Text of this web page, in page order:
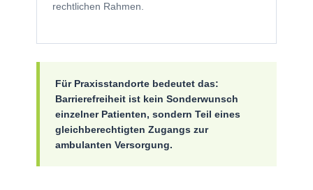
rechtlichen Rahmen.
Für Praxisstandorte bedeutet das:
Barrierefreiheit ist kein Sonderwunsch
einzelner Patienten, sondern Teil eines
gleichberechtigten Zugangs zur
ambulanten Versorgung.